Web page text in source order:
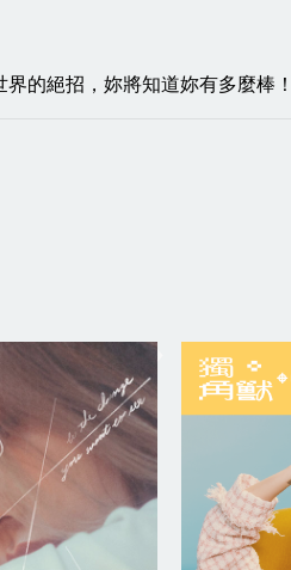
的絕招，妳將知道妳有多麼棒！